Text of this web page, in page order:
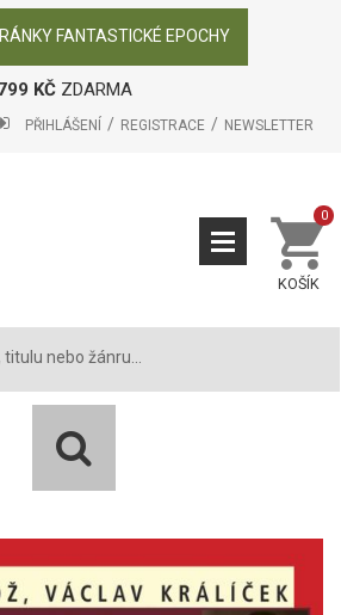
FANTASTICKÉ EPOCHY
KČZDARMA
PŘIHLÁŠENÍ REGISTRACE NEWSLETTER
KOŠÍK
0